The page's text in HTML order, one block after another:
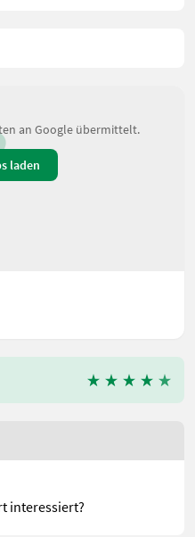
an Google übermittelt.
laden
interessiert?